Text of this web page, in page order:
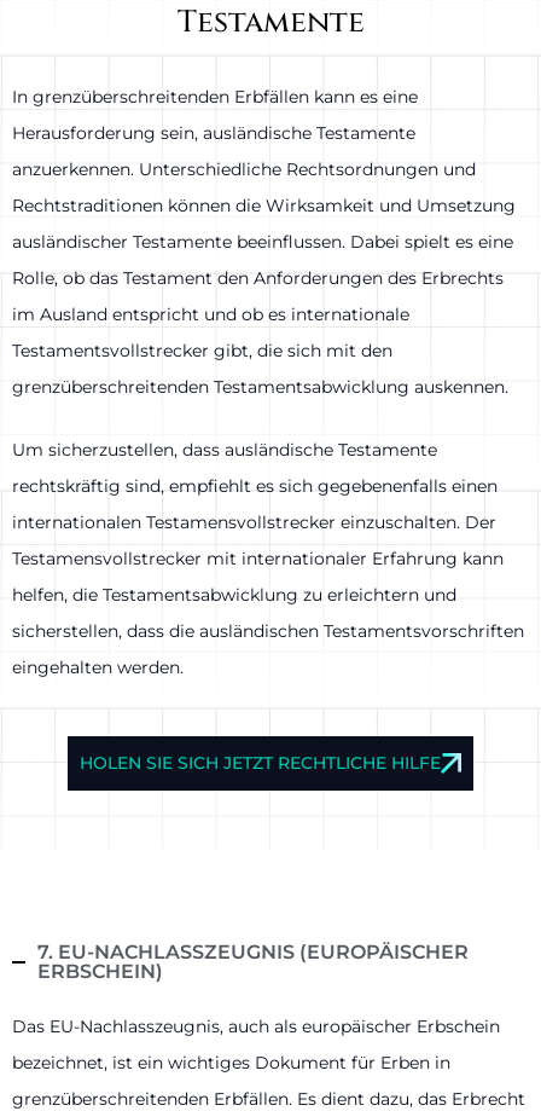
Testamente
In grenzüberschreitenden Erbfällen kann es eine
Herausforderung sein, ausländische Testamente
anzuerkennen. Unterschiedliche Rechtsordnungen und
Rechtstraditionen können die Wirksamkeit und Umsetzung
ausländischer Testamente beeinflussen. Dabei spielt es eine
Rolle, ob das Testament den Anforderungen des Erbrechts
im Ausland entspricht und ob es internationale
Testamentsvollstrecker gibt, die sich mit den
grenzüberschreitenden Testamentsabwicklung auskennen.
Um sicherzustellen, dass ausländische Testamente
rechtskräftig sind, empfiehlt es sich gegebenenfalls einen
internationalen Testamensvollstrecker einzuschalten. Der
Testamensvollstrecker mit internationaler Erfahrung kann
helfen, die Testamentsabwicklung zu erleichtern und
sicherstellen, dass die ausländischen Testamentsvorschriften
eingehalten werden.
HOLEN SIE SICH JETZT RECHTLICHE HILFE
7. EU-NACHLASSZEUGNIS (EUROPÄISCHER
ERBSCHEIN)
Das EU-Nachlasszeugnis, auch als europäischer Erbschein
bezeichnet, ist ein wichtiges Dokument für Erben in
grenzüberschreitenden Erbfällen. Es dient dazu, das Erbrecht